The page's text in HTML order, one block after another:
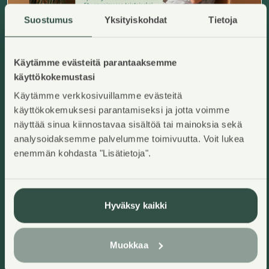
Suostumus Yksityiskohdat Tietoja
Käytämme evästeitä parantaaksemme
käyttökokemustasi
Käytämme verkkosivuillamme evästeitä
käyttökokemuksesi parantamiseksi ja jotta voimme
näyttää sinua kiinnostavaa sisältöä tai mainoksia sekä
analysoidaksemme palvelumme toimivuutta. Voit lukea
enemmän kohdasta "Lisätietoja".
Hyväksy kaikki
Muokkaa
Vasamakatu 5-7 A 10
Kerava, Kaleva
74m
Asumisoikeuskoti
3H+K+S,Kerrostalo
Käyttövastike/kk:893,03€
Asumisoikeusmaksu:29072,25€
Rakennusvuosi:2001
Kerros : 2/3